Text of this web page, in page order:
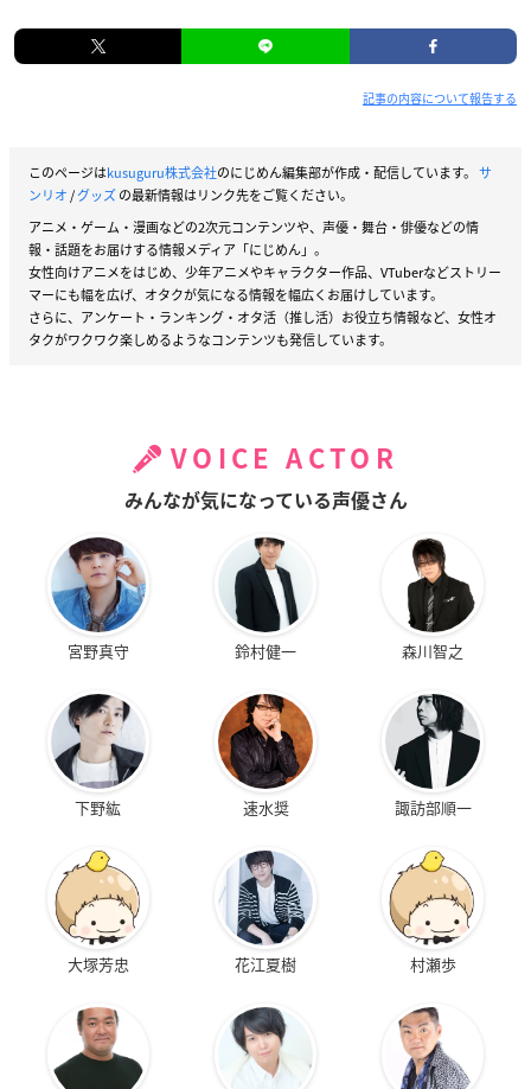
記事の内容について報告する
このページはkusuguru株式会社のにじめん編集部が作成・配信しています。 サ
ンリオ/グッズの最新情報はリンク先をご覧ください。
アニメ・ゲーム・漫画などの2次元コンテンツや、声優・舞台・俳優などの情
報・話題をお届けする情報メディア「にじめん」。
女性向けアニメをはじめ、少年アニメやキャラクター作品、VTuberなどストリー
マーにも幅を広げ、オタクが気になる情報を幅広くお届けしています。
さらに、アンケート・ランキング・オタ活（推し活）お役立ち情報など、女性オ
タクがワクワク楽しめるようなコンテンツも発信しています。
VOICE ACTOR
みんなが気になっている声優さん
宮野真守 鈴村健一 森川智之
下野紘 速水奨 諏訪部順一
大塚芳忠 花江夏樹 村瀬歩